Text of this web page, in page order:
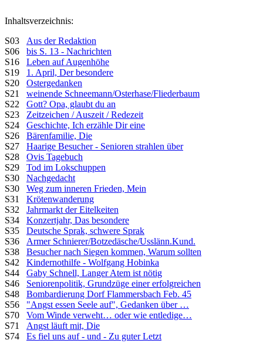
Inhaltsverzeichnis:
S03 Aus der Redaktion
S06 bis S. 13 - Nachrichten
S16 Leben auf Augenhöhe
S19 1. April, Der besondere
S20 Ostergedanken
S21 weinende Schneemann/Osterhase/Fliederbaum
S22 Gott? Opa, glaubt du an
S23 Zeitzeichen / Auszeit / Redezeit
S24 Geschichte, Ich erzähle Dir eine
S26 Bärenfamilie, Die
S27 Haarige Besucher - Senioren strahlen über
S28 Ovis Tagebuch
S29 Tod im Lokschuppen
S30 Nachgedacht
S30 Weg zum inneren Frieden, Mein
S31 Krötenwanderung
S32 Jahrmarkt der Eitelkeiten
S34 Konzertjahr, Das besondere
S35 Deutsche Sprak, schwere Sprak
S36 Armer Schnierer/Botzedäsche/Usslänn.Kund.
S38 Besucher nach Siegen kommen, Warum sollten
S42 Kindernothilfe - Wolfgang Hobinka
S44 Gaby Schnell, Langer Atem ist nötig
S46 Seniorenpolitik, Grundzüge einer erfolgreichen
S48 Bombardierung Dorf Flammersbach Feb. 45
S56 "Angst essen Seele auf", Gedanken über …
S70 Vom Winde verweht… oder wie entledige…
S71 Angst läuft mit, Die
S74 Es fiel uns auf - und - Zu guter Letzt